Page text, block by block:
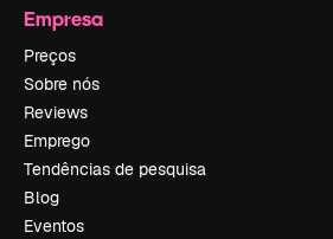
Empresa
Preços
Sobre nós
Reviews
Emprego
Tendências de pesquisa
Blog
Eventos